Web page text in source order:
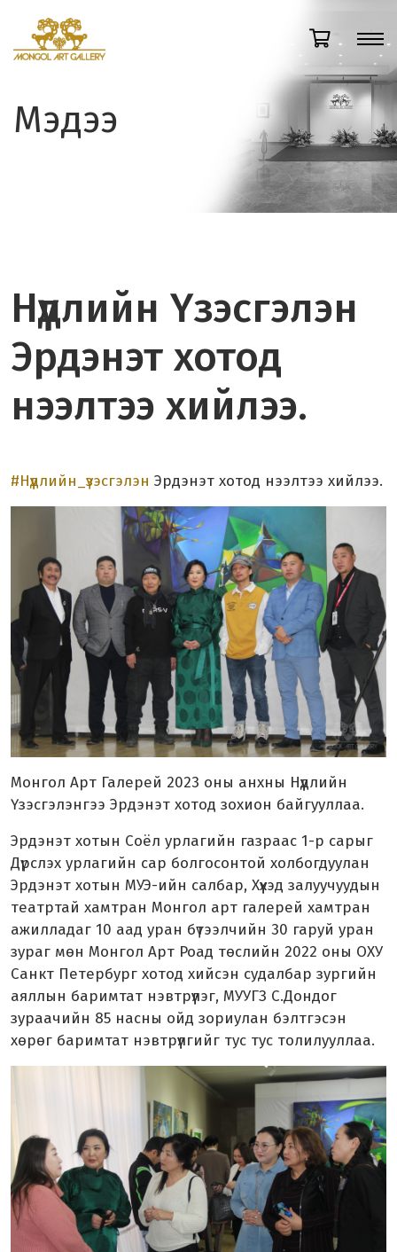
Мэдээ
Нүүдлийн Үзэсгэлэн
Эрдэнэт хотод
нээлтээ хийлээ.
#Нүүдлийн_үзэсгэлэн Эрдэнэт хотод нээлтээ хийлээ.
Монгол Арт Галерей 2023 оны анхны Нүүдлийн
Үзэсгэлэнгээ Эрдэнэт хотод зохион байгууллаа.
Эрдэнэт хотын Соёл урлагийн газраас 1-р сарыг
Дүрслэх урлагийн сар болгосонтой холбогдуулан
Эрдэнэт хотын МУЭ-ийн салбар, Хүүхэд залуучуудын
театртай хамтран Монгол арт галерей хамтран
ажилладаг 10 аад уран бүтээлчийн 30 гаруй уран
зураг мөн Монгол Арт Роад төслийн 2022 оны ОХУ
Санкт Петербург хотод хийсэн судалбар зургийн
аяллын баримтат нэвтрүүлэг, МУУГЗ С.Дондог
зураачийн 85 насны ойд зориулан бэлтгэсэн
хөрөг баримтат нэвтрүүлгийг тус тус толилууллаа.